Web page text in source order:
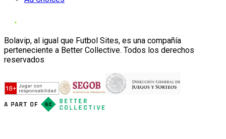
Bolavip, al igual que Futbol Sites, es una compañía
perteneciente a Better Collective. Todos los derechos
reservados